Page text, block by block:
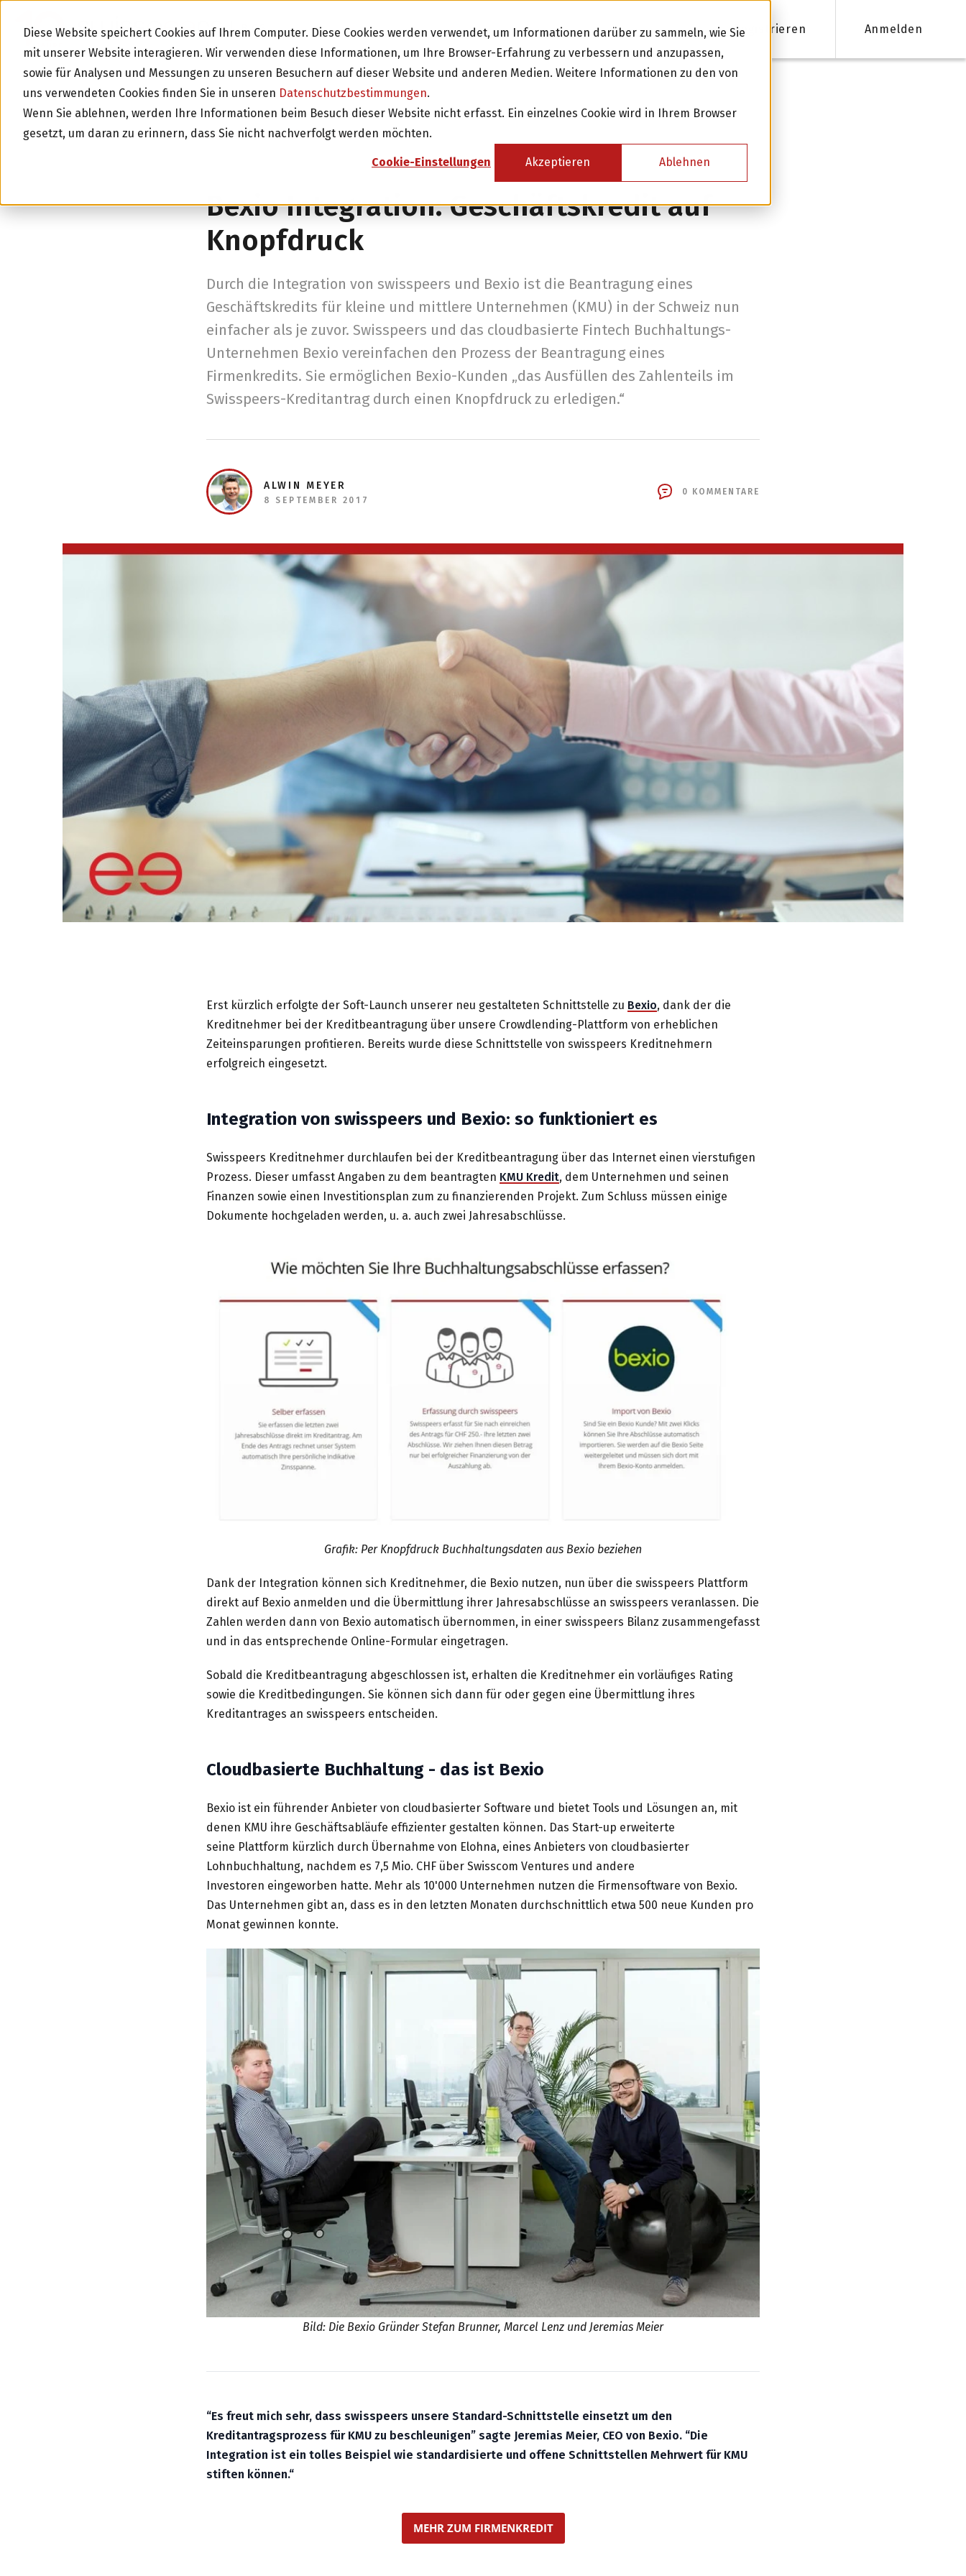
Diese Website speichert Cookies auf Ihrem Computer. Diese Cookies werden verwendet, um Informationen darüber zu sammeln, wie Sie
mit unserer Website interagieren. Wir verwenden diese Informationen, um Ihre Browser-Erfahrung zu verbessern und anzupassen,
sowie für Analysen und Messungen zu unseren Besuchern auf dieser Website und anderen Medien. Weitere Informationen zu den von
uns verwendeten Cookies finden Sie in unseren Datenschutzbestimmungen.
Wenn Sie ablehnen, werden Ihre Informationen beim Besuch dieser Website nicht erfasst. Ein einzelnes Cookie wird in Ihrem Browser
gesetzt, um daran zu erinnern, dass Sie nicht nachverfolgt werden möchten.
Cookie-Einstellungen Akzeptieren Ablehnen
BLOG Registrieren Anmelden
Investieren
Investition in Schweizer Unternehmen
Attraktive Renditen mit monatlichen
Rückzahlungen
Finanzieren
Firmenkredite ab 50'000 CHF
Persönliche Beratung für Ihre Finanzierung
Zurück zur Übersicht
Bexio Integration: Geschäftskredit auf
Knopfdruck
Durch die Integration von swisspeers und Bexio ist die Beantragung eines
Geschäftskredits für kleine und mittlere Unternehmen (KMU) in der Schweiz nun
einfacher als je zuvor. Swisspeers und das cloudbasierte Fintech Buchhaltungs-
Unternehmen Bexio vereinfachen den Prozess der Beantragung eines
Firmenkredits. Sie ermöglichen Bexio-Kunden „das Ausfüllen des Zahlenteils im
Swisspeers-Kreditantrag durch einen Knopfdruck zu erledigen.“
ALWIN MEYER
8 SEPTEMBER 2017
0 KOMMENTARE
Erst kürzlich erfolgte der Soft-Launch unserer neu gestalteten Schnittstelle zu Bexio, dank der die
Kreditnehmer bei der Kreditbeantragung über unsere Crowdlending-Plattform von erheblichen
Zeiteinsparungen profitieren. Bereits wurde diese Schnittstelle von swisspeers Kreditnehmern
erfolgreich eingesetzt.
Integration von swisspeers und Bexio: so funktioniert es
Swisspeers Kreditnehmer durchlaufen bei der Kreditbeantragung über das Internet einen vierstufigen
Prozess. Dieser umfasst Angaben zu dem beantragten KMU Kredit, dem Unternehmen und seinen
Finanzen sowie einen Investitionsplan zum zu finanzierenden Projekt. Zum Schluss müssen einige
Dokumente hochgeladen werden, u. a. auch zwei Jahresabschlüsse.
Grafik: Per Knopfdruck Buchhaltungsdaten aus Bexio beziehen
Dank der Integration können sich Kreditnehmer, die Bexio nutzen, nun über die swisspeers Plattform
direkt auf Bexio anmelden und die Übermittlung ihrer Jahresabschlüsse an swisspeers veranlassen. Die
Zahlen werden dann von Bexio automatisch übernommen, in einer swisspeers Bilanz zusammengefasst
und in das entsprechende Online-Formular eingetragen.
Sobald die Kreditbeantragung abgeschlossen ist, erhalten die Kreditnehmer ein vorläufiges Rating
sowie die Kreditbedingungen. Sie können sich dann für oder gegen eine Übermittlung ihres
Kreditantrages an swisspeers entscheiden.
Cloudbasierte Buchhaltung - das ist Bexio
Bexio ist ein führender Anbieter von cloudbasierter Software und bietet Tools und Lösungen an, mit
denen KMU ihre Geschäftsabläufe effizienter gestalten können. Das Start-up erweiterte
seine Plattform kürzlich durch Übernahme von Elohna, eines Anbieters von cloudbasierter
Lohnbuchhaltung, nachdem es 7,5 Mio. CHF über Swisscom Ventures und andere
Investoren eingeworben hatte. Mehr als 10'000 Unternehmen nutzen die Firmensoftware von Bexio.
Das Unternehmen gibt an, dass es in den letzten Monaten durchschnittlich etwa 500 neue Kunden pro
Monat gewinnen konnte.
Bild: Die Bexio Gründer Stefan Brunner, Marcel Lenz und Jeremias Meier
“Es freut mich sehr, dass swisspeers unsere Standard-Schnittstelle einsetzt um den
Kreditantragsprozess für KMU zu beschleunigen” sagte Jeremias Meier, CEO von Bexio. “Die
Integration ist ein tolles Beispiel wie standardisierte und offene Schnittstellen Mehrwert für KMU
stiften können.“
MEHR ZUM FIRMENKREDIT